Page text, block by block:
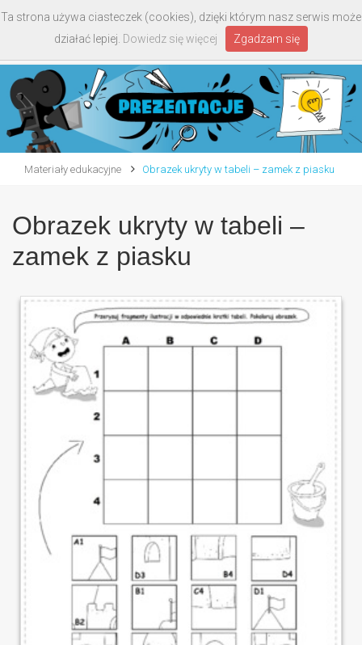
Materiały edukacyjne Obrazek ukryty w tabeli – zamek z piasku
Obrazek ukryty w tabeli –
zamek z piasku
Ta strona używa ciasteczek (cookies), dzięki którym nasz serwis może
działać lepiej. Dowiedz się więcej Zgadzam się